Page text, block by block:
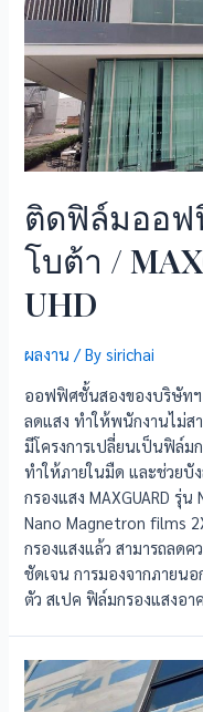
ติดฟิล์มออฟ
โบต้า /
UHD
ผลงาน / Bysirichai
ออฟฟิศชั้นสองของบริษัทฯ
ลดแสง ทำให้พนักงานไม่ส
มีโครงการเปลี่ยนเป็นฟิล์ม
ทำให้ภายในมืด และช่วยบั
กรองแสง MAXGUARD รุ่
Nano Magnetron films
กรองแสงแล้ว สามารถลด
ชัดเจน การมองจากภายน
ตัว สเปค ฟิล์มกรองแสงอาค